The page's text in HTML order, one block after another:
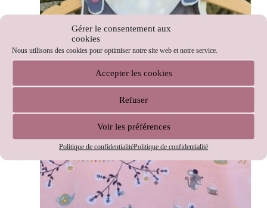
Gérer le consentement aux
cookies
Nous utilisons des cookies pour optimiser notre site web et notre service.
Accepter les cookies
Refuser
Voir les préférences
Politique de confidentialitéPolitique de confidentialité